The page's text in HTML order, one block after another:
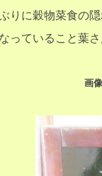
りに穀物菜食の
っていること葉
画